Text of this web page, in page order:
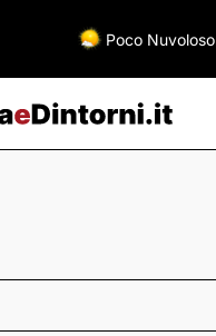
Poco Nuvoloso